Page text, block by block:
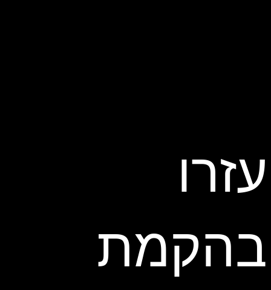
עזרו
בהקמת